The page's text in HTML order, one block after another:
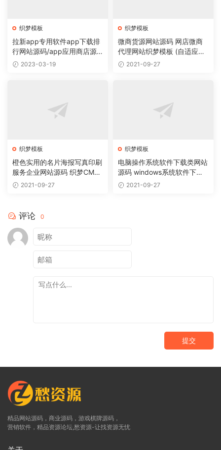
织梦模板
拉新app专用软件app下载排
行网站源码/app应用商店源
码 2023-03-19
织梦模板
微商货源网站源码 网店微商
代理网站织梦模板 (自适应手
机版)2021-09-27
织梦模板
橙色实用的名片海报写真印刷
服务企业网站源码 织梦CMS
模板2021-09-27
织梦模板
电脑操作系统软件下载类网站
源码 windows系统软件下载
网站织梦模板
2021-09-27
评论 0
提交
精品网站源码，商业源码，游戏棋牌源码，
营销软件，精品资源论坛,愁资源-让找资源无忧